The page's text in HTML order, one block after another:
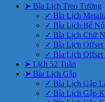
➤ Bìa Lịch Treo Tường
✓ Bìa Lịch
✓ Bìa Lịch Bế
✓ Bìa Lịch Chữ
✓ Bìa Lịch Offset
✓ Bìa Lịch Offset
➤ Lịch 52 Tuần
➤ Bìa Lịch Gập
✓ Bìa Lịch Gập
✓ Bìa Lịch Gập